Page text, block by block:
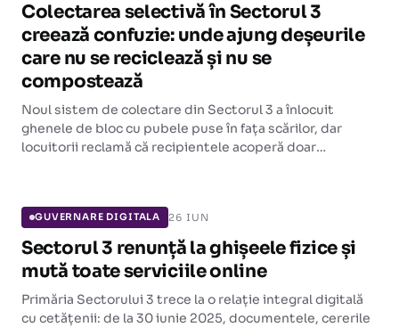
Colectarea selectivă în Sectorul 3
creează confuzie: unde ajung deșeurile
care nu se reciclează și nu se
compostează
Noul sistem de colectare din Sectorul 3 a înlocuit
ghenele de bloc cu pubele puse în fața scărilor, dar
locuitorii reclamă că recipientele acoperă doar
GUVERNARE DIGITALA 26 IUN
Sectorul 3 renunță la ghișeele fizice și
mută toate serviciile online
Primăria Sectorului 3 trece la o relație integral digitală
cu cetățenii: de la 30 iunie 2025, documentele, cererile